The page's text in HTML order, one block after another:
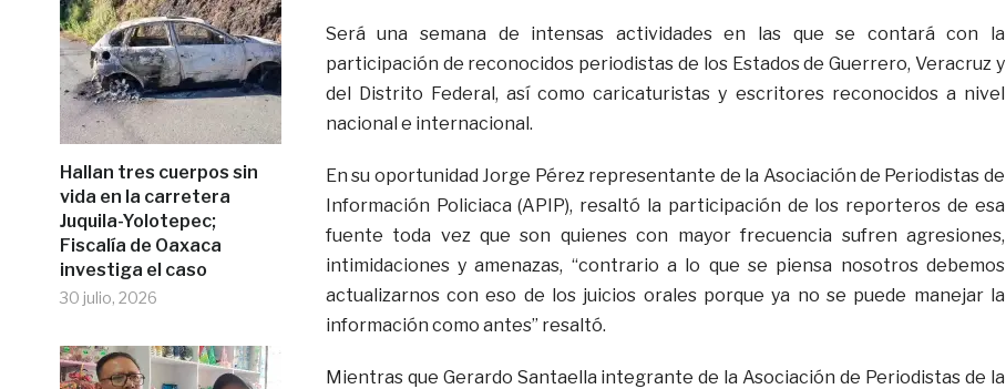
Hallan tres cuerpos sin
vida en la carretera
Juquila-Yolotepec;
Fiscalía de Oaxaca
investiga el caso
30 julio, 2026
Será una semana de intensas actividades en las que se contará con la
participación de reconocidos periodistas de los Estados de Guerrero, Veracruz y
del Distrito Federal, así como caricaturistas y escritores reconocidos a nivel
nacional e internacional.
En su oportunidad Jorge Pérez representante de la Asociación de Periodistas de
Información Policiaca (APIP), resaltó la participación de los reporteros de esa
fuente toda vez que son quienes con mayor frecuencia sufren agresiones,
intimidaciones y amenazas, “contrario a lo que se piensa nosotros debemos
actualizarnos con eso de los juicios orales porque ya no se puede manejar la
información como antes” resaltó.
Mientras que Gerardo Santaella integrante de la Asociación de Periodistas de la